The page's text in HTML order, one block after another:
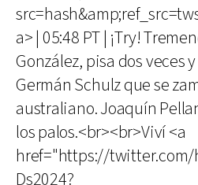
a> | 05:48 PT | ¡Try!
González, pisa dos veces
Germán Schulz que se
australiano. Joaquín
los palos.<br><br>Viví <a
href="https://twitter.com/
Ds2024?